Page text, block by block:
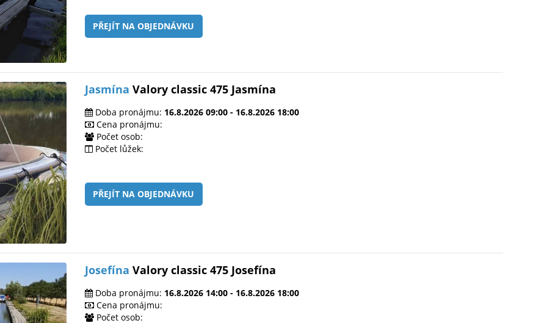
PŘEJÍT NA OBJEDNÁVKU
Jasmína Valory classic 475 Jasmína
Doba pronájmu: 16.8.2026 09:00 - 16.8.2026 18:00
Cena pronájmu:
Počet osob:
Počet lůžek:
PŘEJÍT NA OBJEDNÁVKU
Josefína Valory classic 475 Josefína
Doba pronájmu: 16.8.2026 14:00 - 16.8.2026 18:00
Cena pronájmu:
Počet osob: